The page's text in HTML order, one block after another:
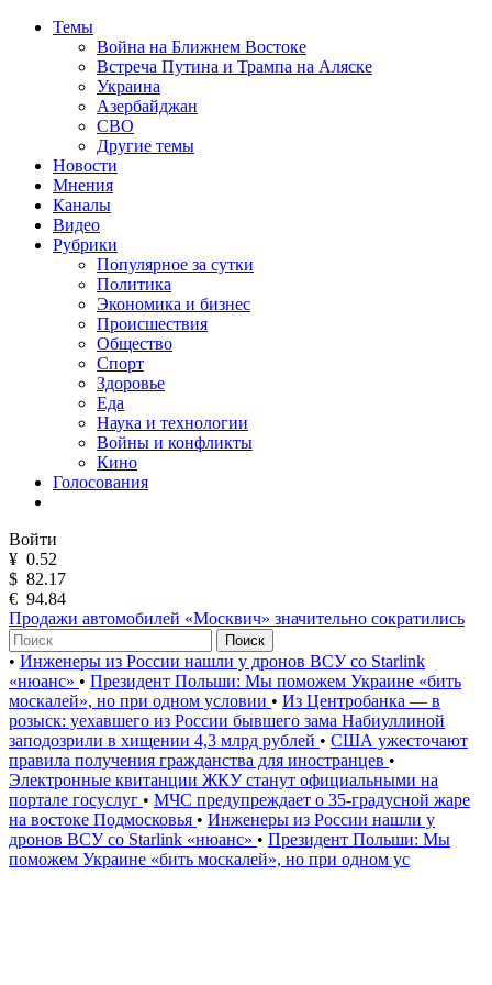
Темы
Война на Ближнем Востоке
Встреча Путина и Трампа на Аляске
Украина
Азербайджан
СВО
Другие темы
Новости
Мнения
Каналы
Видео
Рубрики
Популярное за сутки
Политика
Экономика и бизнес
Происшествия
Общество
Спорт
Здоровье
Еда
Наука и технологии
Войны и конфликты
Кино
Голосования
Войти
¥ 0.52
$ 82.17
€ 94.84
Продажи автомобилей «Москвич» значительно сократились
Поиск
• Инженеры из России нашли у дронов ВСУ со Starlink
«нюанс» • Президент Польши: Мы поможем Украине «бить
москалей», но при одном условии • Из Центробанка — в
розыск: уехавшего из России бывшего зама Набиуллиной
заподозрили в хищении 4,3 млрд рублей • США ужесточают
правила получения гражданства для иностранцев •
Электронные квитанции ЖКУ станут официальными на
портале госуслуг • МЧС предупреждает о 35-градусной жаре
на востоке Подмосковья • Инженеры из России нашли у
дронов ВСУ со Starlink «нюанс» • Президент Польши: Мы
поможем Украине «бить москалей», но при одном ус